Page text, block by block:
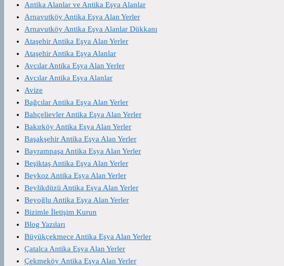
Antika Alanlar ve Antika Eşya Alanlar
Arnavutköy Antika Eşya Alan Yerler
Arnavutköy Antika Eşya Alanlar Dükkanı
Ataşehir Antika Eşya Alan Yerler
Ataşehir Antika Eşya Alanlar
Avcılar Antika Eşya Alan Yerler
Avcılar Antika Eşya Alanlar
Avize
Bağcılar Antika Eşya Alan Yerler
Bahçelievler Antika Eşya Alan Yerler
Bakırköy Antika Eşya Alan Yerler
Başakşehir Antika Eşya Alan Yerler
Bayrampaşa Antika Eşya Alan Yerler
Beşiktaş Antika Eşya Alan Yerler
Beykoz Antika Eşya Alan Yerler
Beylikdüzü Antika Eşya Alan Yerler
Beyoğlu Antika Eşya Alan Yerler
Bizimle İletişim Kurun
Blog Yazıları
Büyükçekmece Antika Eşya Alan Yerler
Çatalca Antika Eşya Alan Yerler
Çekmeköy Antika Eşya Alan Yerler